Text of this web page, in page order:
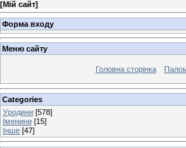
[Мій сайт]
Форма входу
Меню сайту
Головна сторінка
Categories
Уродини [578]
Іменини [15]
Інше [47]